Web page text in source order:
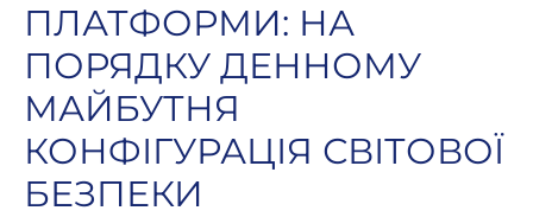
ПЛАТФОРМИ: НА
ПОРЯДКУ ДЕННОМУ
МАЙБУТНЯ
КОНФІГУРАЦІЯ СВІТОВОЇ
БЕЗПЕКИ